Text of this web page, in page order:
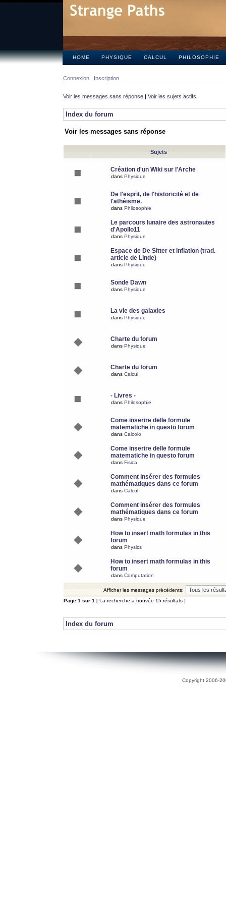
HOME PHYSIQUE CALCUL PHILOSOPHIE
Connexion Inscription
Voir les messages sans réponse | Voir les sujets actifs
Index du forum
Voir les messages sans réponse
Sujets
Création d'un Wiki sur l'Arche
dans Physique
De l'esprit, de l'historicité et de
l'athéisme.
dans Philosophie
Le parcours lunaire des astronautes
d'Apollo11
dans Physique
Espace de De Sitter et inflation (trad.
article de Linde)
dans Physique
Sonde Dawn
dans Physique
La vie des galaxies
dans Physique
Charte du forum
dans Physique
Charte du forum
dans Calcul
- Livres -
dans Philosophie
Come inserire delle formule
matematiche in questo forum
dans Calcolo
Come inserire delle formule
matematiche in questo forum
dans Fisica
Comment insérer des formules
mathématiques dans ce forum
dans Calcul
Comment insérer des formules
mathématiques dans ce forum
dans Physique
How to insert math formulas in this
forum
dans Physics
How to insert math formulas in this
forum
dans Computation
Afficher les messages précédents:
Page 1 sur 1 [ La recherche a trouvée 15 résultats ]
Index du forum
Copyright 2006-